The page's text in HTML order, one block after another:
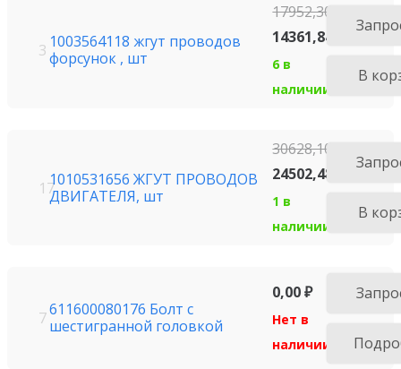
3 1003564118 жгут проводов
форсунок , шт
17952,30
14361,84
6 в
наличии
В
171010531656 ЖГУТ ПРОВОДОВ
ДВИГАТЕЛЯ, шт
30628,10
24502,48
1 в
наличии
В
7611600080176 Болт с
шестигранной головкой
0,00₽
Нет в
наличии